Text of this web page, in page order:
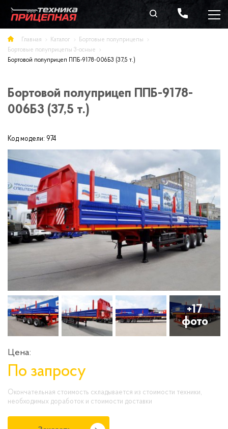
Главная Каталог
Бортовые полуприцепы
Бортовые полуприцепы 3-осные
Бортовой полуприцеп ППБ-9178-006Б3 (37,5 т.)
Бортовой полуприцеп ППБ-9178-
006Б3 (37,5 т.)
Код модели: 974
+17
фото
Цена:
По запросу
Окончательная стоимость складывается из стоимости техники,
необходимых доработок и стоимости доставки